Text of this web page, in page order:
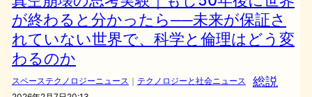
が終わると分かったら──未来が保証さ
れていない世界で、科学と倫理はどう変
わるのか
スペーステクノロジーニュース ｜ テクノロジーと社会ニュース 総説